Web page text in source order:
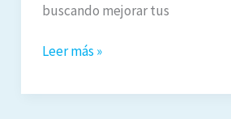
buscando mejorar tus
Cursos
computación
Leer más »